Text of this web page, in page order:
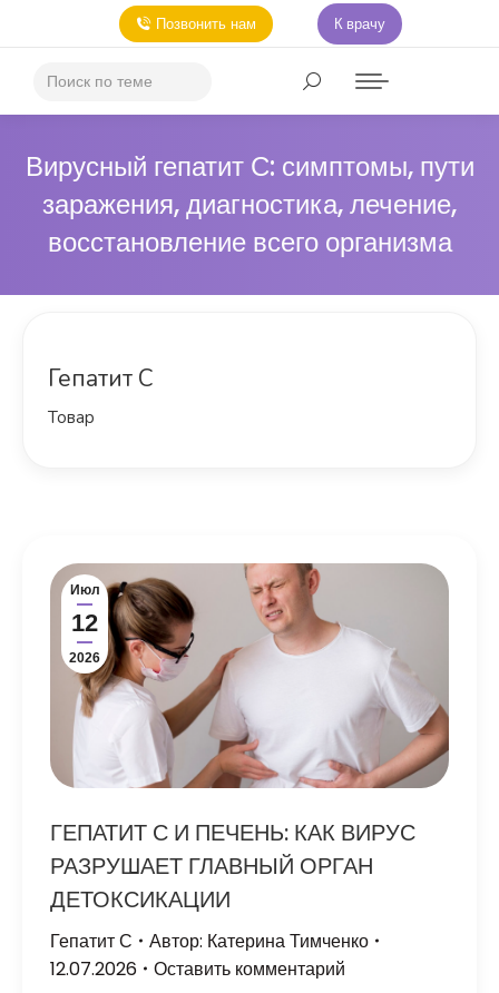
Позвонить нам К врачу
Вирусный гепатит С: симптомы, пути
заражения, диагностика, лечение,
восстановление всего организма
Гепатит С
Товар
Июл
12
2026
ГЕПАТИТ С И ПЕЧЕНЬ: КАК ВИРУС
РАЗРУШАЕТ ГЛАВНЫЙ ОРГАН
ДЕТОКСИКАЦИИ
Гепатит С Автор: Катерина Тимченко
12.07.2026
Оставить комментарий